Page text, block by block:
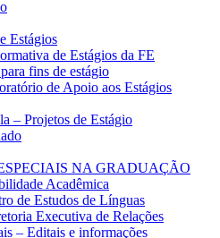
Estágios
de Estágios da FE
fins de estágio
de Apoio aos Estágios
– Projetos de Estágio
NA GRADUAÇÃO
Acadêmica
de Estudos de Línguas
Executiva de Relações
– Editais e informações